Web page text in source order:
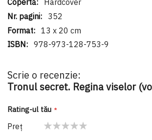
Hardcover
352
13 x 20 cm
978-973-128-753-9
Scrie o recenzie:
Tronul secret. Regina viselor
Rating-ul tău
Preţ